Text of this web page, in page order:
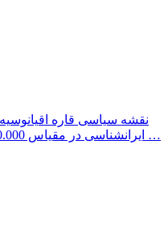
نقشه سیاسی قاره
ایرانشناسی در مقیاس 1:14.500.000 در اندازه 70*100 سانتی‌متر …